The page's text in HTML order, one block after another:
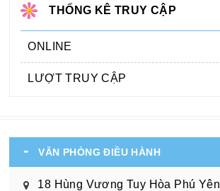
THỐNG KÊ TRUY CẬP
ONLINE
LƯỢT TRUY CẬP
VĂN PHÒNG ĐIỀU HÀNH
18 Hùng Vương Tuy Hòa Phú Yên